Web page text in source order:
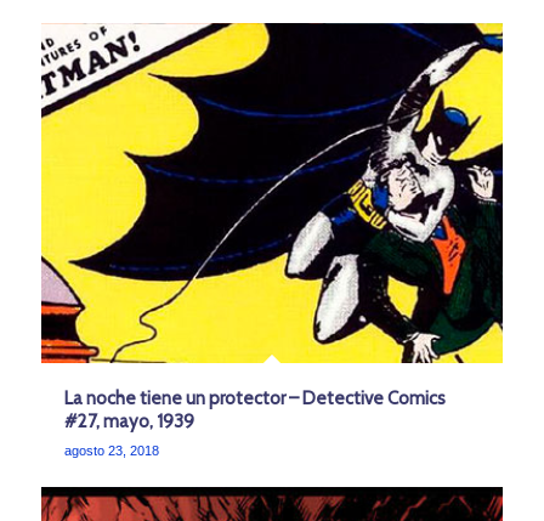
La noche tiene un protector – Detective Comics
#27, mayo, 1939
agosto 23, 2018